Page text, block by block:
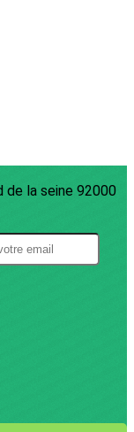
de la seine 92000